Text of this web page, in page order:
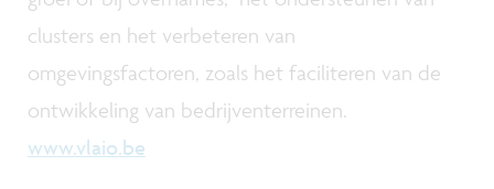
clusters en het verbeteren van
omgevingsfactoren, zoals het faciliteren van de
ontwikkeling van bedrijventerreinen.
www.vlaio.be